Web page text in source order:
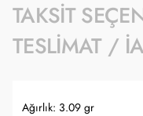
TAKSIT
TESLIMAT /
Ağırlık: 3.09 gr